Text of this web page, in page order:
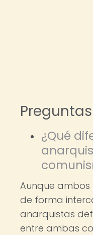
¿Qué
Aunque ambos
de forma
anarquistas
entre ambas